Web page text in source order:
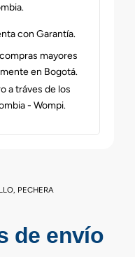
con Garantía.
mayores
en Bogotá.
a tráves de los
- Wompi.
, PECHERA
de envío